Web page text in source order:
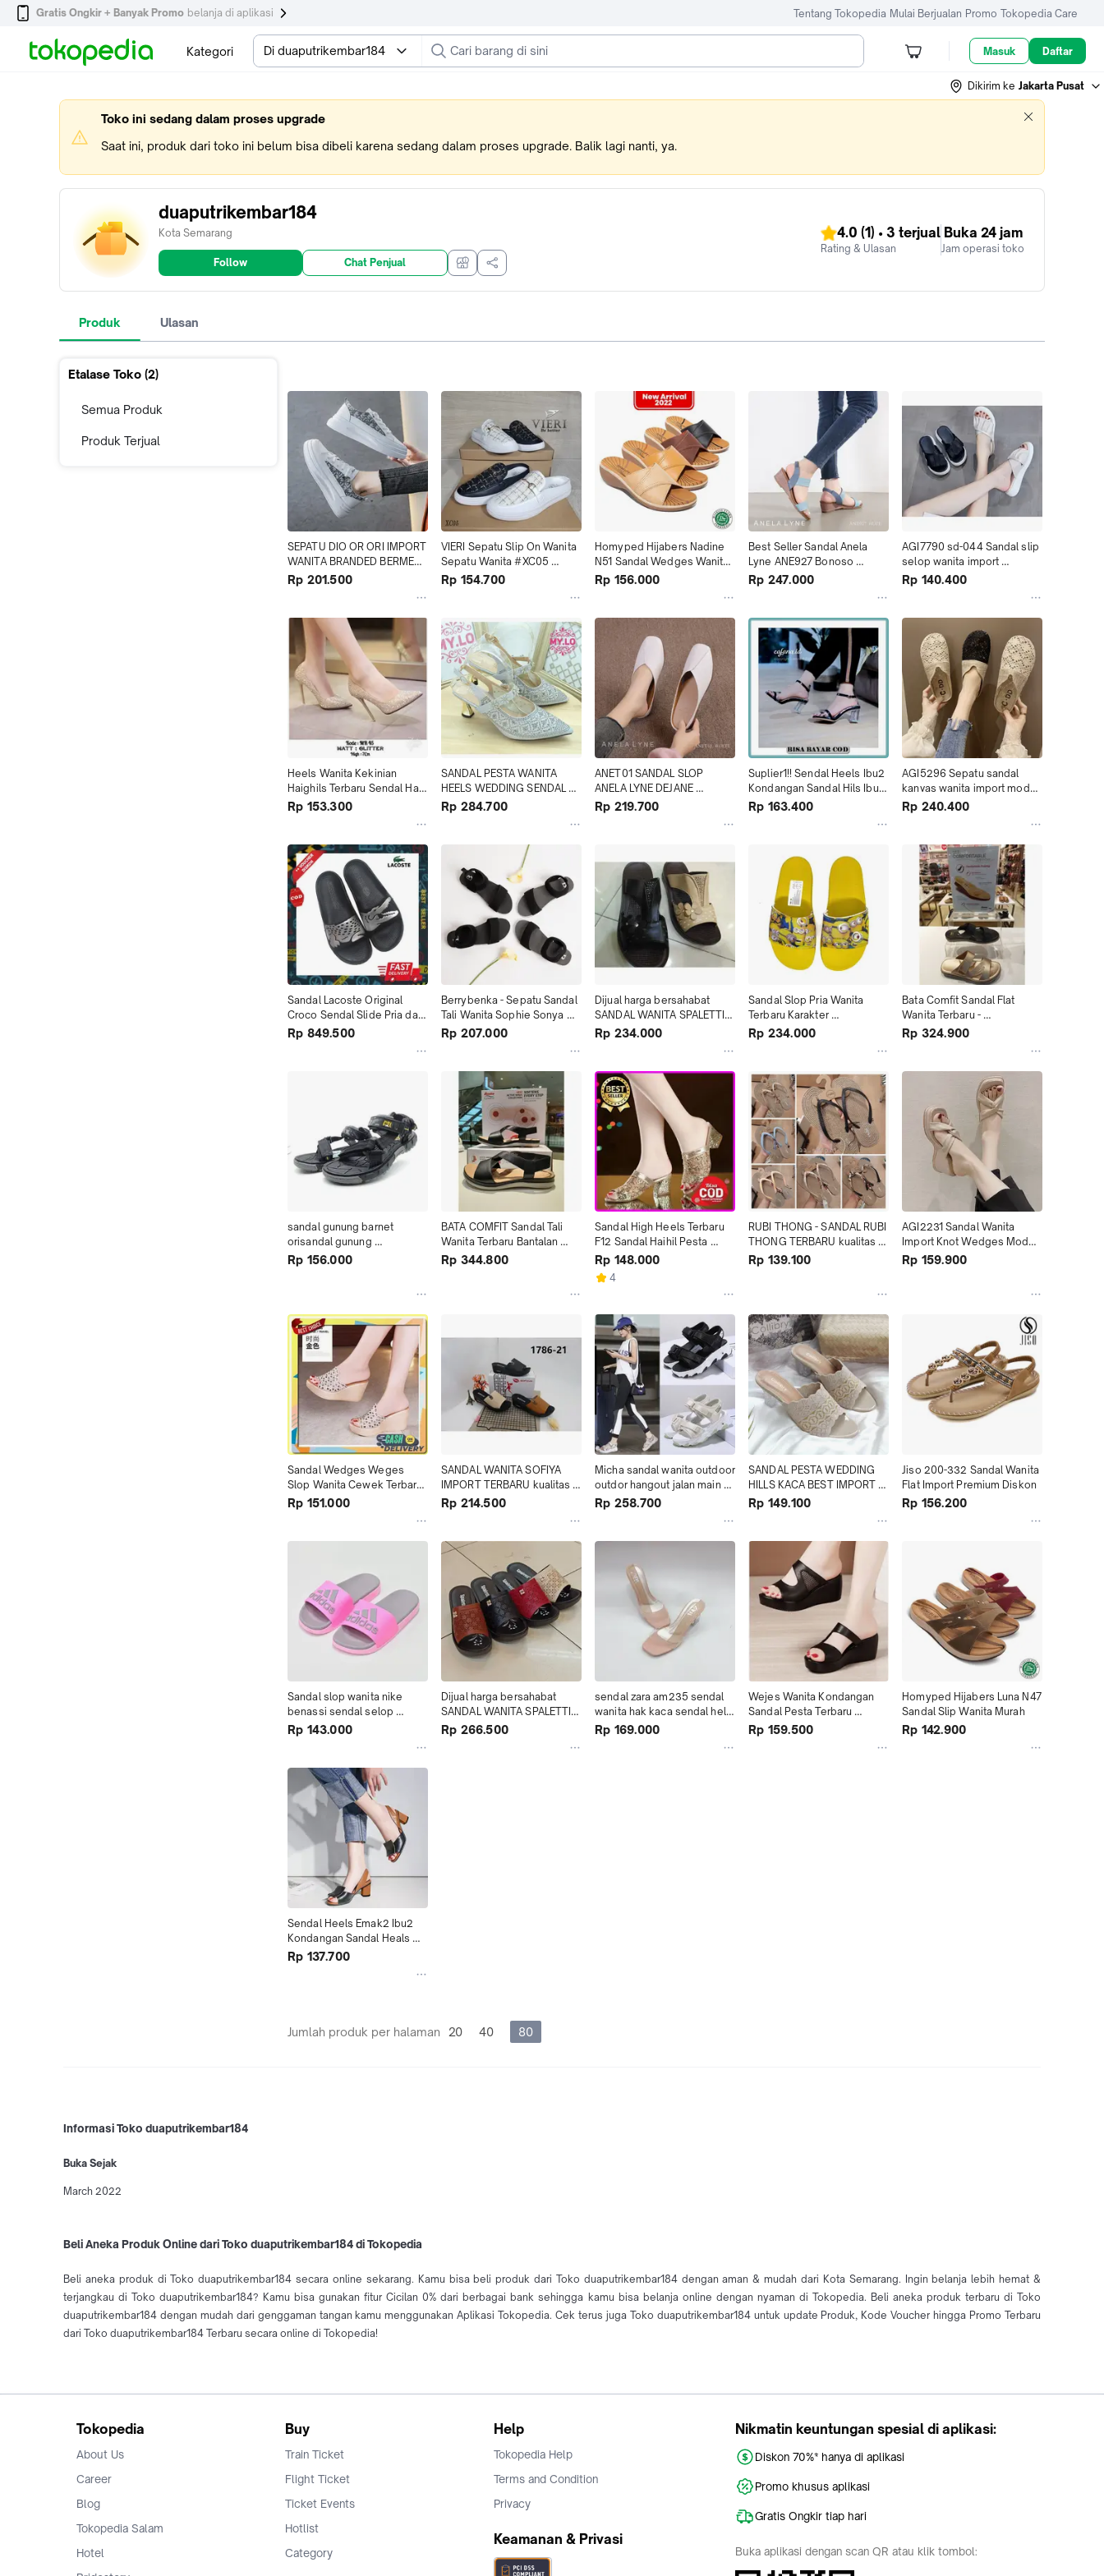
Gratis Ongkir + Banyak Promo belanja di aplikasi Tentang Tokopedia Mulai Berjualan Promo Tokopedia Care
Kategori Di duaputrikembar184 Masuk Daftar
Dikirim ke Jakarta Pusat
Toko ini sedang dalam proses upgrade
Saat ini, produk dari toko ini belum bisa dibeli karena sedang dalam proses upgrade. Balik lagi nanti, ya.
duaputrikembar184
Kota Semarang
Follow Chat Penjual
4.0 (1) • 3 terjual
Rating & Ulasan
Buka 24 jam
Jam operasi toko
Produk Ulasan
Etalase Toko (2)
Semua Produk
Produk Terjual
SEPATU DIO OR ORI IMPORT
WANITA BRANDED BERMERK
TERBARU PUTIH FREE
Rp 201.500
VIERI Sepatu Slip On Wanita
Sepatu Wanita #XC05
kualitas terjamin
Rp 154.700
Homyped Hijabers Nadine
N51 Sandal Wedges Wanita
kualitas terjamin
Rp 156.000
Best Seller Sandal Anela
Lyne ANE927 Bonoso
Terbaru Murah
Rp 247.000
AGI7790 sd-044 Sandal slip
selop wanita import
termurah sandal flat
Rp 140.400
Heels Wanita Kekinian
Haighils Terbaru Sendal Hak
Tinggi Heals Mewah
Rp 153.300
SANDAL PESTA WANITA
HEELS WEDDING SENDAL
NIKAH PEREMPUAN SELOP
Rp 284.700
ANET01 SANDAL SLOP
ANELA LYNE DEJANE
TERBARU RJ Diskon
Rp 219.700
Suplier1!! Sendal Heels Ibu2
Kondangan Sandal Hils Ibu
Ibu Murah Murah
Rp 163.400
AGI5296 Sepatu sandal
kanvas wanita import model
slip on sandal mules
Rp 240.400
Sandal Lacoste Original
Croco Sendal Slide Pria dan
Wanita Synthetic
Rp 849.500
Berrybenka - Sepatu Sandal
Tali Wanita Sophie Sonya
Eva Sandal Diskon
Rp 207.000
Dijual harga bersahabat
SANDAL WANITA SPALETTI
IMPORT TERBARU Diskon
Rp 234.000
Sandal Slop Pria Wanita
Terbaru Karakter
MINIONSSandal Slop lucu...
Rp 234.000
Bata Comfit Sandal Flat
Wanita Terbaru -
59166685918668 Murah
Rp 324.900
sandal gunung barnet
orisandal gunung
terbarusandal gunung pria
Rp 156.000
BATA COMFIT Sandal Tali
Wanita Terbaru Bantalan
Nodul Pijat Nyaman
Rp 344.800
Sandal High Heels Terbaru
F12 Sandal Haihil Pesta
Haihils Cantik
Rp 148.000
4
RUBI THONG - SANDAL RUBI
THONG TERBARU kualitas
terjamin
Rp 139.100
AGI2231 Sandal Wanita
Import Knot Wedges Model
Terbaru Diskon
Rp 159.900
Sandal Wedges Weges
Slop Wanita Cewek Terbaru
Import Termurah Mur
Rp 151.000
SANDAL WANITA SOFIYA
IMPORT TERBARU kualitas
terjamin
Rp 214.500
Micha sandal wanita outdoor
outdor hangout jalan main
traveling
Rp 258.700
SANDAL PESTA WEDDING
HILLS KACA BEST IMPORT
TERBARU Diskon
Rp 149.100
Jiso 200-332 Sandal Wanita
Flat Import Premium Diskon
Rp 156.200
Sandal slop wanita nike
benassi sendal selop
cewek terbaru murah
Rp 143.000
Dijual harga bersahabat
SANDAL WANITA SPALETTI
IMPOR TERBARU Murah
Rp 266.500
sendal zara am235 sendal
wanita hak kaca sendal hells
terbaru -
Rp 169.000
Wejes Wanita Kondangan
Sandal Pesta Terbaru
Weges Terlaris Wedges
Rp 159.500
Homyped Hijabers Luna N47
Sandal Slip Wanita Murah
Rp 142.900
Sendal Heels Emak2 Ibu2
Kondangan Sandal Heals
Jinjit Wanita Terbaru
Rp 137.700
Jumlah produk per halaman 20 40 80
Informasi Toko duaputrikembar184
Buka Sejak
March 2022
Beli Aneka Produk Online dari Toko duaputrikembar184 di Tokopedia
Beli aneka produk di Toko duaputrikembar184 secara online sekarang. Kamu bisa beli produk dari Toko duaputrikembar184 dengan aman & mudah dari Kota Semarang. Ingin belanja lebih hemat &
terjangkau di Toko duaputrikembar184? Kamu bisa gunakan fitur Cicilan 0% dari berbagai bank sehingga kamu bisa belanja online dengan nyaman di Tokopedia. Beli aneka produk terbaru di Toko
duaputrikembar184 dengan mudah dari genggaman tangan kamu menggunakan Aplikasi Tokopedia. Cek terus juga Toko duaputrikembar184 untuk update Produk, Kode Voucher hingga Promo Terbaru
dari Toko duaputrikembar184 Terbaru secara online di Tokopedia!
Tokopedia
About Us
Career
Blog
Tokopedia Salam
Hotel
Buy
Train Ticket
Flight Ticket
Ticket Events
Hotlist
Category
Help
Tokopedia Help
Terms and Condition
Privacy
Keamanan & Privasi
Nikmatin keuntungan spesial di aplikasi:
Diskon 70%* hanya di aplikasi
Promo khusus aplikasi
Gratis Ongkir tiap hari
Buka aplikasi dengan scan QR atau klik tombol: